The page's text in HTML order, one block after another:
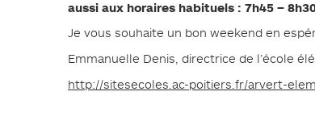
aussi aux horaires habituels : 7h45 –
Je vous souhaite un bon weekend en
Emmanuelle Denis, directrice de l’école
http://sitesecoles.ac-poitiers.fr/arvert-